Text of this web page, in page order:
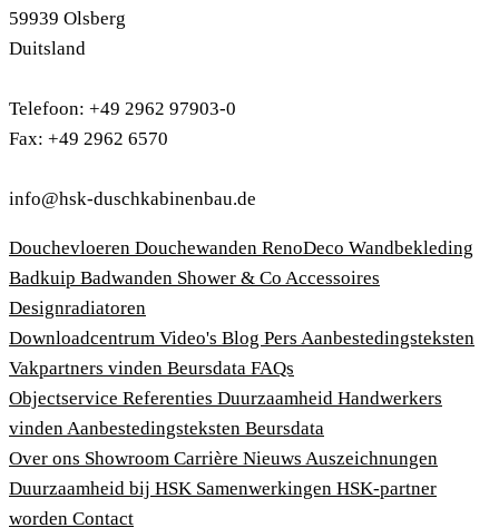
59939 Olsberg
Duitsland
Telefoon: +49 2962 97903-0
Fax: +49 2962 6570
info@hsk-duschkabinenbau.de
Douchevloeren Douchewanden RenoDeco Wandbekleding
Badkuip Badwanden Shower & Co Accessoires
Designradiatoren
Downloadcentrum Video's Blog Pers Aanbestedingsteksten
Vakpartners vinden Beursdata FAQs
Objectservice Referenties Duurzaamheid Handwerkers
vinden Aanbestedingsteksten Beursdata
Over ons Showroom Carrière Nieuws Auszeichnungen
Duurzaamheid bij HSK Samenwerkingen HSK-partner
worden Contact